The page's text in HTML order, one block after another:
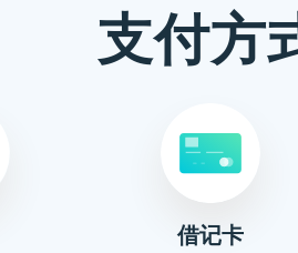
支付方
借记卡